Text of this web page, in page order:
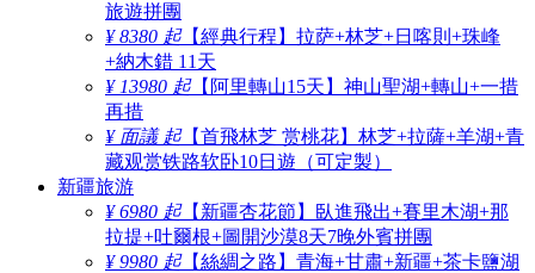
旅遊拼團
¥ 8380 起【經典行程】拉萨+林芝+日喀則+珠峰
+納木錯 11天
¥ 13980 起【阿里轉山15天】神山聖湖+轉山+一措
再措
¥ 面議 起【首飛林芝 赏桃花】林芝+拉薩+羊湖+青
藏观赏铁路软卧10日遊（可定製）
新疆旅游
¥ 6980 起【新疆杏花節】臥進飛出+賽里木湖+那
拉提+吐爾根+圖開沙漠8天7晚外賓拼團
¥ 9980 起【絲綢之路】青海+甘肅+新疆+茶卡鹽湖